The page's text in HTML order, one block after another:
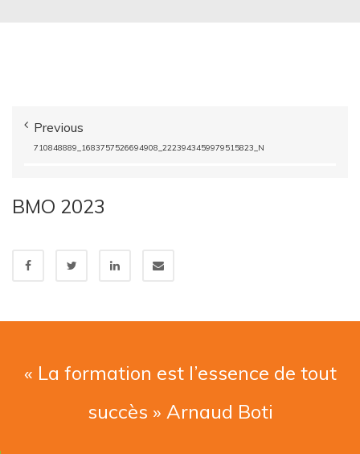
Previous
710848889_1683757526694908_2223943459979515823_N
BMO 2023
« La formation est l’essence de tout
succès » Arnaud Boti